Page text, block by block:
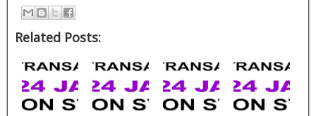
Related Posts: